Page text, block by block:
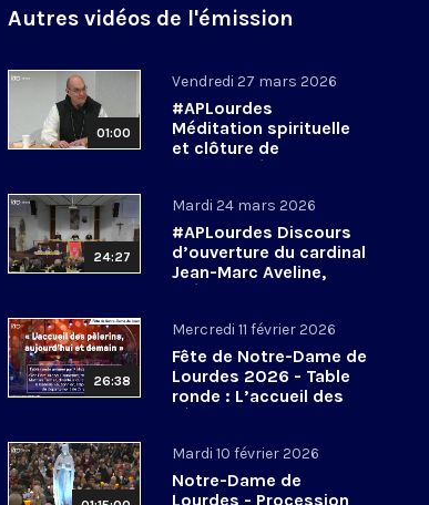
Autres vidéos de l'émission
01:00
Vendredi 27 mars 2026
#APLourdes
Méditation spirituelle
et clôture de
l’Assemblée des
mars 2026
24:27
Mardi 24 mars 2026
#APLourdes Discours
d’ouverture du cardinal
Jean-Marc Aveline,
président de la CEF -
26:38
Mercredi 11 février 2026
Fête de Notre-Dame de
Lourdes 2026 - Table
ronde : L’accueil des
pèlerins, aujourd’hui et
Mardi 10 février 2026
Notre-Dame de
Lourdes - Procession